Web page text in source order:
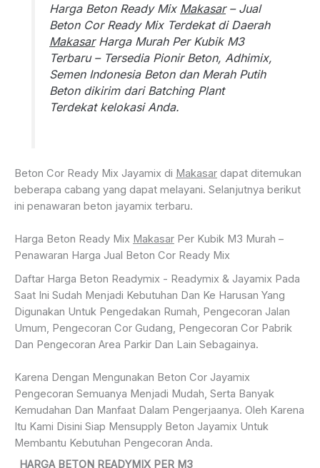
Harga Beton Ready Mix Makasar– Jual
Beton Cor Ready Mix Terdekat di Daerah
MakasarHarga Murah Per Kubik M3
Terbaru – Tersedia Pionir Beton, Adhimix,
Semen Indonesia Beton dan Merah Putih
Beton dikirim dari Batching Plant
Terdekat kelokasi Anda.
Beton Cor Ready Mix Jayamix di Makasar dapat ditemukan
beberapa cabang yang dapat melayani. Selanjutnya berikut
ini penawaran beton jayamix terbaru.
Harga Beton Ready Mix Makasar Per Kubik M3 Murah –
Penawaran Harga Jual Beton Cor Ready Mix
Daftar Harga Beton Readymix - Readymix & Jayamix Pada
Saat Ini Sudah Menjadi Kebutuhan Dan Ke Harusan Yang
Digunakan Untuk Pengedakan Rumah, Pengecoran Jalan
Umum, Pengecoran Cor Gudang, Pengecoran Cor Pabrik
Dan Pengecoran Area Parkir Dan Lain Sebagainya.
Karena Dengan Mengunakan Beton Cor Jayamix
Pengecoran Semuanya Menjadi Mudah, Serta Banyak
Kemudahan Dan Manfaat Dalam Pengerjaanya. Oleh Karena
Itu Kami Disini Siap Mensupply Beton Jayamix Untuk
Membantu Kebutuhan Pengecoran Anda.
HARGA BETON READYMIX PER M3